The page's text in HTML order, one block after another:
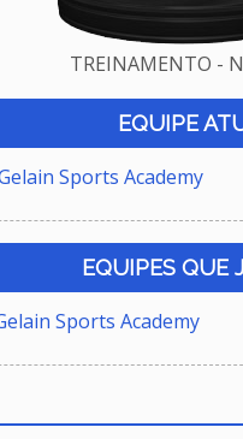
TREINAMENTO -
EQUIPE
Sports Academy
EQUIPES QUE
Sports Academy